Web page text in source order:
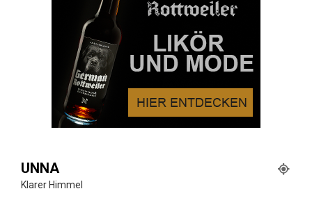
UNNA
Klarer Himmel